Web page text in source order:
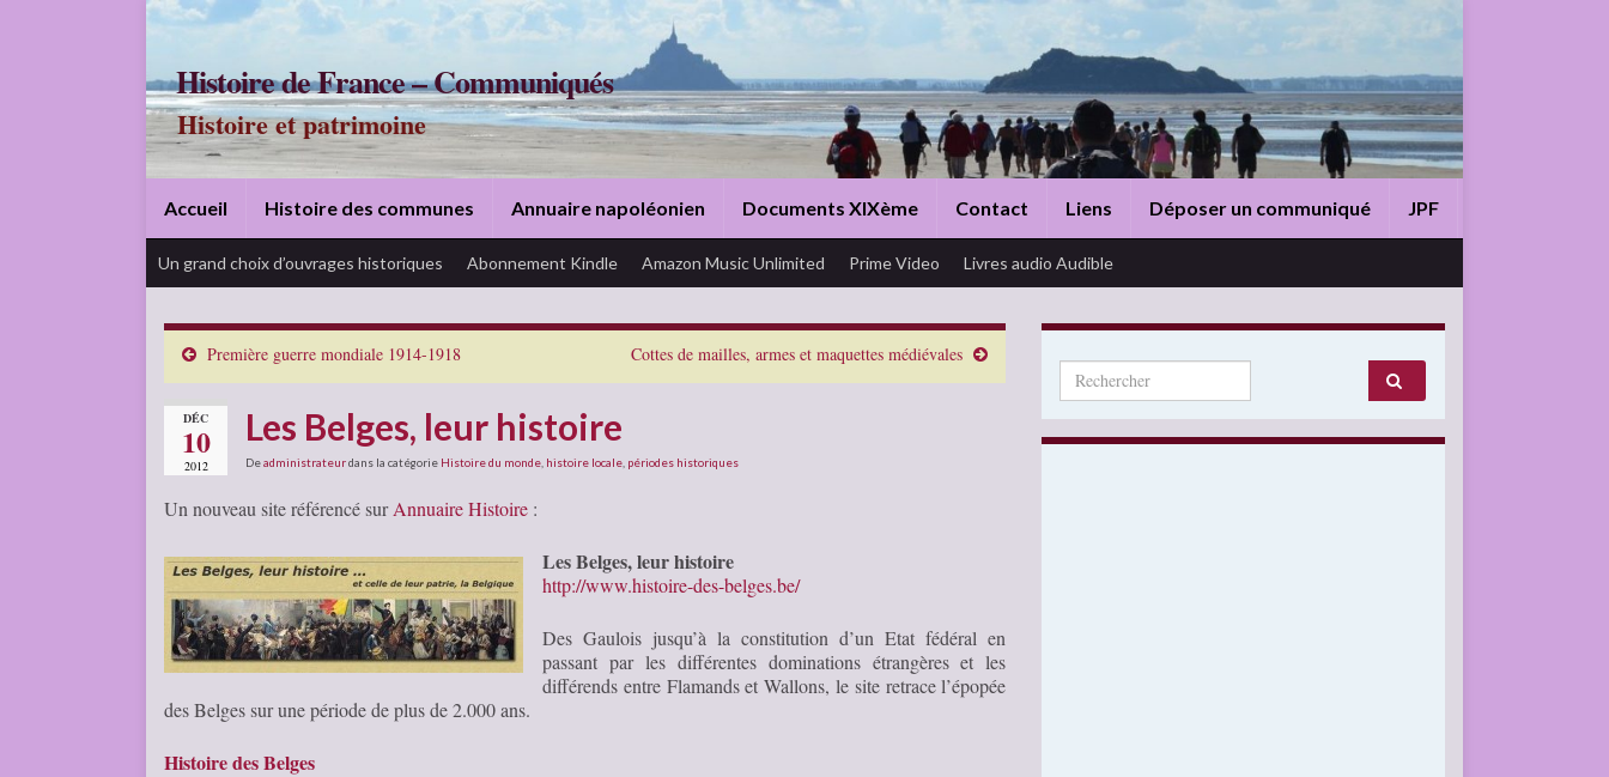
Histoire de France – Communiqués
Histoire et patrimoine
Accueil Histoire des communes Annuaire napoléonien Documents XIXème Contact Liens Déposer un communiqué JPF
Un grand choix d’ouvrages historiques Abonnement Kindle Amazon Music Unlimited Prime Video Livres audio Audible
Première guerre mondiale 1914-1918 Cottes de mailles, armes et maquettes médiévales
DÉC
10
2012
Les Belges, leur histoire
Deadministrateurdans la catégorie Histoire du monde histoire locale périodes historiques
Un nouveau site référencé surAnnuaire Histoire :
Les Belges, leur histoire
http://www.histoire-des-belges.be/
Des Gaulois jusqu’à la constitution d’un Etat fédéral en
passant par les différentes dominations étrangères et les
différends entre Flamands et Wallons, le site retrace l’épopée
des Belges sur une période de plus de 2.000 ans.
Histoire des Belges
Search for: